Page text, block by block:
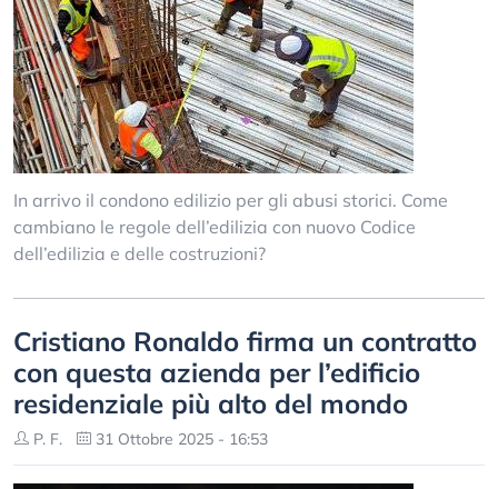
In arrivo il condono edilizio per gli abusi storici. Come
cambiano le regole dell’edilizia con nuovo Codice
dell’edilizia e delle costruzioni?
Cristiano Ronaldo firma un contratto
con questa azienda per l’edificio
residenziale più alto del mondo
P. F. 31 Ottobre 2025 - 16:53